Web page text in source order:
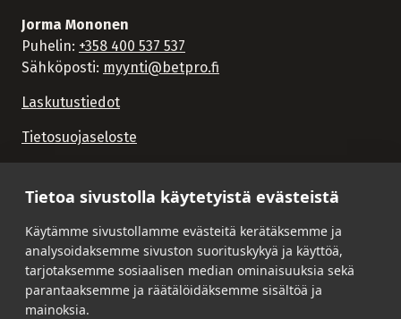
Tietoa sivustolla käytetyistä evästeistä
Käytämme sivustollamme evästeitä kerätäksemme ja
analysoidaksemme sivuston suorituskykyä ja käyttöä,
tarjotaksemme sosiaalisen median ominaisuuksia sekä
parantaaksemme ja räätälöidäksemme sisältöä ja
mainoksia.
Jorma Mononen
Puhelin: +358 400 537 537
Sähköposti: myynti@betpro.fi
Laskutustiedot
Tietosuojaseloste